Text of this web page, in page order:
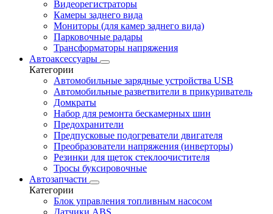
Видеорегистраторы
Камеры заднего вида
Мониторы (для камер заднего вида)
Парковочные радары
Трансформаторы напряжения
Автоаксессуары
Категории
Автомобильные зарядные устройства USB
Автомобильные разветвители в прикуриватель
Домкраты
Набор для ремонта бескамерных шин
Предохранители
Предпусковые подогреватели двигателя
Преобразователи напряжения (инверторы)
Резинки для щеток стеклоочистителя
Тросы буксировочные
Автозапчасти
Категории
Блок управления топливным насосом
Датчики ABS